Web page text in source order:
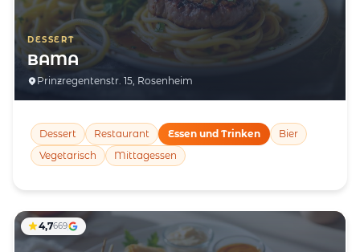
DESSERT
BAMA
Prinzregentenstr. 15, Rosenheim
Dessert Restaurant Essen und Trinken
Bier
Vegetarisch
Mittagessen
4,7669